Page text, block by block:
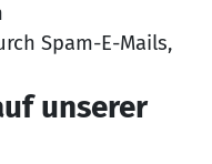
Spam-E-Mails,
un­se­rer